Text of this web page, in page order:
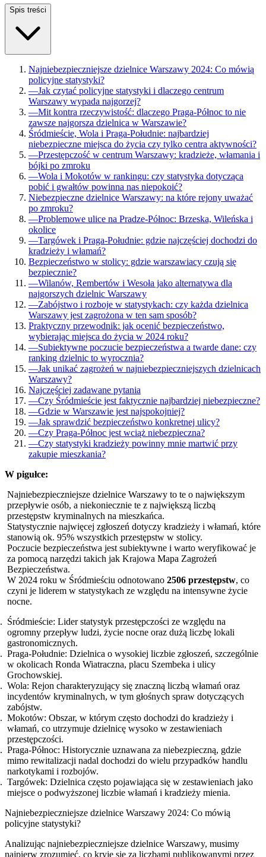
Spis treści
Najniebezpieczniejsze dzielnice Warszawy 2024: Co mówią
policyjne statystyki?
—Jak czytać policyjne statystyki i dlaczego centrum
Warszawy wypada najgorzej?
—Mit kontra rzeczywistość: dlaczego Praga-Północ to nie
zawsze najgorsza dzielnica w Warszawie?
Śródmieście, Wola i Praga-Południe: najbardziej
niebezpieczne miejsca do życia czy tylko centra aktywności?
—Przestępczość w centrum Warszawy: kradzieże, włamania i
bójki po zmroku
—Wola i Mokotów w rankingu: czy statystyka dotycząca
pobić i gwałtów powinna nas niepokoić?
Niebezpieczne dzielnice Warszawy: na które rejony uważać
po zmroku?
—Problemowe ulice na Pradze-Północ: Brzeska, Wileńska i
okolice
—Targówek i Praga-Południe: gdzie najczęściej dochodzi do
kradzieży i włamań?
Bezpieczeństwo w stolicy: gdzie warszawiacy czują się
bezpiecznie?
—Wilanów, Rembertów i Wesoła jako alternatywa dla
najgorszych dzielnic Warszawy
—Zabójstwo i rozboje w statystykach: czy każda dzielnica
Warszawy jest zagrożona w ten sam sposób?
Praktyczny przewodnik: jak ocenić bezpieczeństwo,
wybierając miejsca do życia w 2024 roku?
—Subiektywne poczucie bezpieczeństwa a twarde dane: czy
ranking dzielnic to wyrocznia?
—Jak unikać zagrożeń w najniebezpieczniejszych dzielnicach
Warszawy?
Najczęściej zadawane pytania
—Czy Śródmieście jest faktycznie najbardziej niebezpieczne?
—Gdzie w Warszawie jest najspokojniej?
—Jak sprawdzić bezpieczeństwo konkretnej ulicy?
—Czy Praga-Północ jest wciąż niebezpieczna?
—Czy statystyki kradzieży powinny mnie martwić przy
zakupie mieszkania?
W pigułce:
Najniebezpieczniejsze dzielnice Warszawy to te o największym
przepływie osób, a niekoniecznie te z największą liczbą
przestępstw kryminalnych na mieszkańca.
Statystycznie najwięcej zgłoszeń dotyczy kradzieży i włamań, które
stanowią ok. 95% wszystkich przestępstw w stolicy.
Poczucie bezpieczeństwa jest subiektywne i warto weryfikować je
za pomocą narzędzi takich jak Krajowa Mapa Zagrożeń
Bezpieczeństwa.
W 2024 roku w Śródmieściu odnotowano 2506 przestępstw, co
czyni je liderem w statystykach ze względu na intensywne życie
nocne.
Śródmieście: Lider statystyk przestępczości ze względu na
ogromny przepływ ludzi, życie nocne oraz dużą liczbę lokali
gastronomicznych.
Praga-Południe: Dzielnica o wysokiej liczbie zgłoszeń, szczególnie
w okolicach Ronda Wiatraczna, placu Szembeka i ulicy
Grochowskiej.
Wola: Rejon charakteryzujący się znaczną liczbą włamań oraz
incydentów kryminalnych, w tym głośnych spraw dotyczących
zabójstw.
Mokotów: Obszar, w którym często dochodzi do kradzieży i
włamań, co utrzymuje dzielnicę wysoko w zestawieniach
przestępczości.
Praga-Północ: Historycznie uznawana za niebezpieczną, gdzie
mimo rewitalizacji nadal dochodzi do wielu przypadków handlu
narkotykami i rozbojów.
Targówek: Dzielnica często pojawiająca się w zestawieniach jako
miejsce o podwyższonej liczbie włamań i kradzieży mienia.
Najniebezpieczniejsze dzielnice Warszawy 2024: Co mówią
policyjne statystyki?
Analizując najniebezpieczniejsze dzielnice Warszawy, musimy
najpierw zrozumieć, co kryje się za liczbami publikowanymi przez